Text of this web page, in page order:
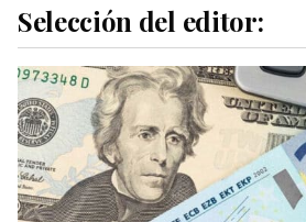
Selección del editor: